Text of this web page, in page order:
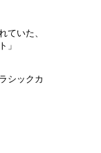
ていた、
」
シックカ